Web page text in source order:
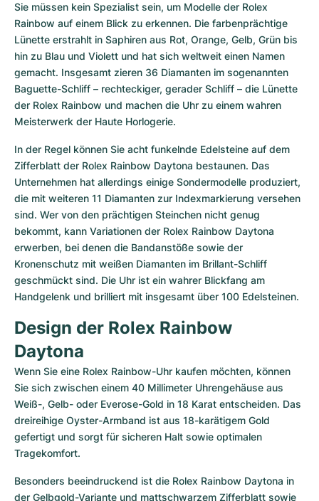
Sie müssen kein Spezialist sein, um Modelle der Rolex
Rainbow auf einem Blick zu erkennen. Die farbenprächtige
Lünette erstrahlt in Saphiren aus Rot, Orange, Gelb, Grün bis
hin zu Blau und Violett und hat sich weltweit einen Namen
gemacht. Insgesamt zieren 36 Diamanten im sogenannten
Baguette-Schliff – rechteckiger, gerader Schliff – die Lünette
der Rolex Rainbow und machen die Uhr zu einem wahren
Meisterwerk der Haute Horlogerie.
In der Regel können Sie acht funkelnde Edelsteine auf dem
Zifferblatt der Rolex Rainbow Daytona bestaunen. Das
Unternehmen hat allerdings einige Sondermodelle produziert,
die mit weiteren 11 Diamanten zur Indexmarkierung versehen
sind. Wer von den prächtigen Steinchen nicht genug
bekommt, kann Variationen der Rolex Rainbow Daytona
erwerben, bei denen die Bandanstöße sowie der
Kronenschutz mit weißen Diamanten im Brillant-Schliff
geschmückt sind. Die Uhr ist ein wahrer Blickfang am
Handgelenk und brilliert mit insgesamt über 100 Edelsteinen.
Design der Rolex Rainbow
Daytona
Wenn Sie eine Rolex Rainbow-Uhr kaufen möchten, können
Sie sich zwischen einem 40 Millimeter Uhrengehäuse aus
Weiß-, Gelb- oder Everose-Gold in 18 Karat entscheiden. Das
dreireihige Oyster-Armband ist aus 18-karätigem Gold
gefertigt und sorgt für sicheren Halt sowie optimalen
Tragekomfort.
Besonders beeindruckend ist die Rolex Rainbow Daytona in
der Gelbgold-Variante und mattschwarzem Zifferblatt sowie